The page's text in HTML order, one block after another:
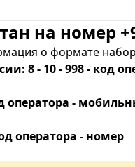
на номер
о формате
8 - 10 - 998 - код
оператора -
оператора - номер